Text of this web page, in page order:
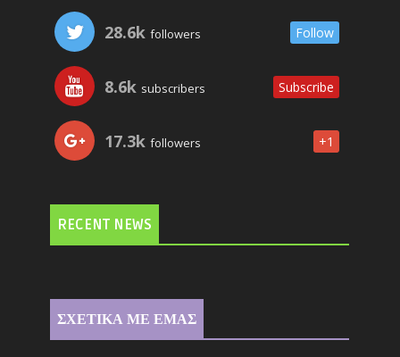
28.6k followers Follow
8.6k subscribers Subscribe
17.3k followers +1
RECENT NEWS
ΣΧΕΤΙΚΑ ΜΕ ΕΜΑΣ